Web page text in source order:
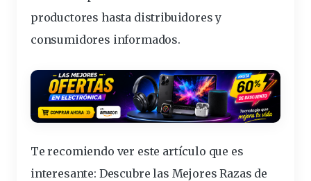
productores hasta distribuidores y
consumidores informados.
Te recomiendo ver este artículo que es
interesante: Descubre las Mejores Razas de